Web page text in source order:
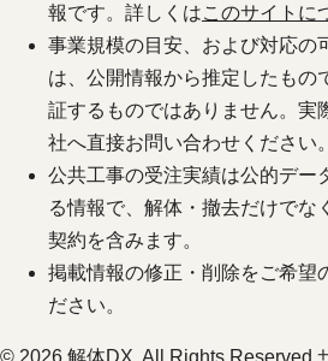
報です。詳しくはこのサイトに
事業規模の目安、および対応の
は、公開情報から推定したもの
証するものではありません。実
社へ直接お問い合わせください。
公共工事の受注実績は公的デー
る情報で、解体・撤去だけでな
契約を含みます。
掲載情報の修正・削除をご希望
ださい。
© 2026 解体DX. All Rights Reserved.